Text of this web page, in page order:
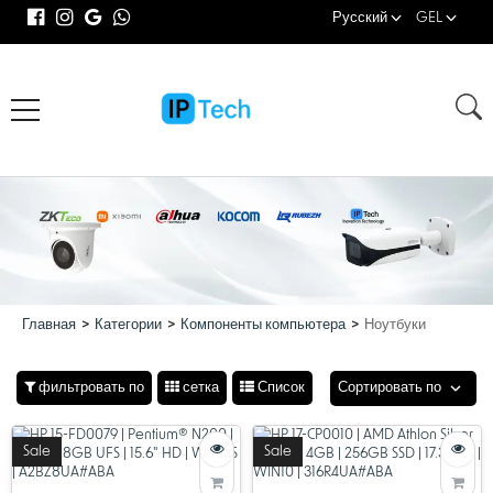
Русский GEL
Главная Категории Компоненты компьютера Ноутбуки
фильтровать по сетка Список Сортировать по
Sale Sale